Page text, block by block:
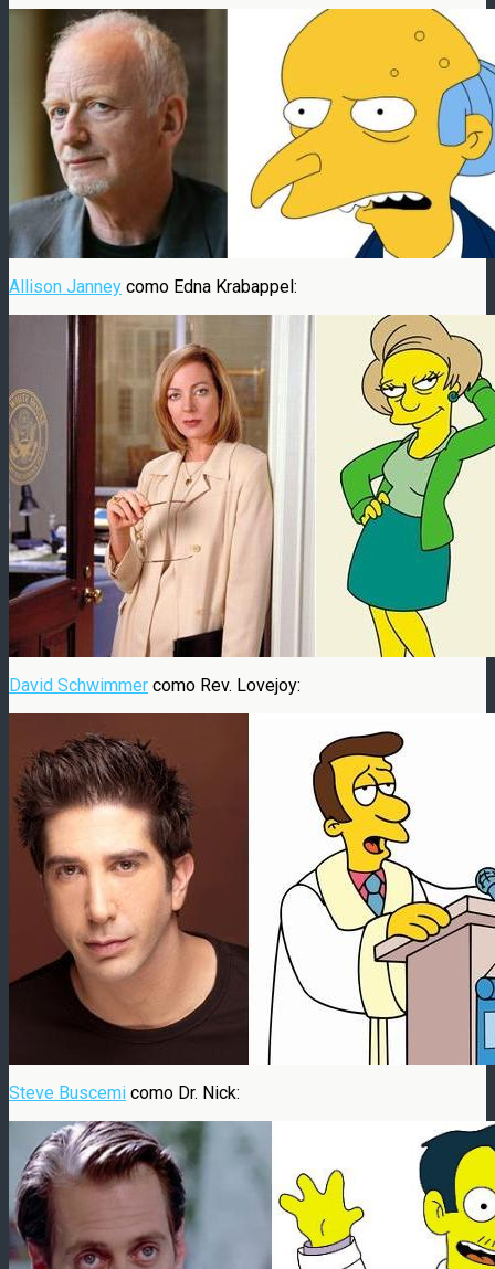
Allison Janney como Edna Krabappel:
David Schwimmer como Rev. Lovejoy:
Steve Buscemi como Dr. Nick: